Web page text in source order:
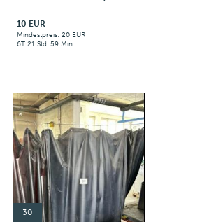
10 EUR
Mindestpreis: 20 EUR
6T 21 Std. 59 Min.
30